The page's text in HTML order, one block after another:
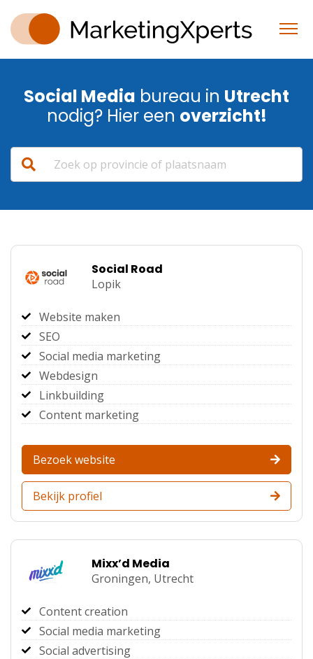
Social Media bureau in Utrecht
nodig? Hier een overzicht!
Social Road
Lopik
Website maken
SEO
Social media marketing
Webdesign
Linkbuilding
Content marketing
Bezoek website
Bekijk profiel
Mixx’d Media
Groningen, Utrecht
Content creation
Social media marketing
Social advertising